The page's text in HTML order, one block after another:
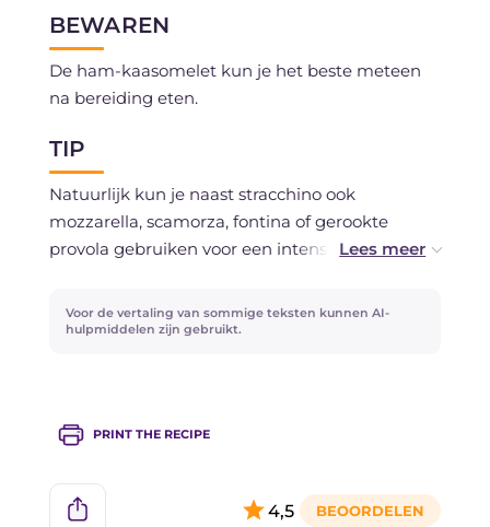
BEWAREN
De ham-kaasomelet kun je het beste meteen
na bereiding eten.
TIP
Natuurlijk kun je naast stracchino ook
mozzarella, scamorza, fontina of gerookte
provola gebruiken voor een intensere smaak.
Als je liever een ander vleeswaren gebruikt, kun
je de gekookte ham vervangen door speck,
Voor de vertaling van sommige teksten kunnen AI-
hulpmiddelen zijn gebruikt.
PRINT THE RECIPE
4,5